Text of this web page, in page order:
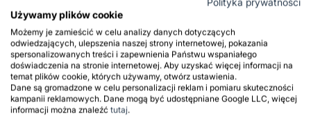
organicznego? Wrzucaj je do kosza na śmieci
zmieszane.
Ważne!Podczas selekcjonowania resztek zwróć
szczególną uwagę na to, by oddzielać od siebie
surowce różnych kategorii. Usuwaj z
bioodpadów foliowe opakowania, aluminiowe
Polityka prywatności
Używamy plików cookie
Możemy je zamieścić w celu analizy danych dotyczących
odwiedzających, ulepszenia naszej strony internetowej, pokazania
spersonalizowanych treści i zapewnienia Państwu wspaniałego
doświadczenia na stronie internetowej. Aby uzyskać więcej informacji na
temat plików cookie, których używamy, otwórz ustawienia.
Dane są gromadzone w celu personalizacji reklam i pomiaru skuteczności
kampanii reklamowych. Dane mogą być udostępniane Google LLC, więcej
informacji można znaleźć tutaj.